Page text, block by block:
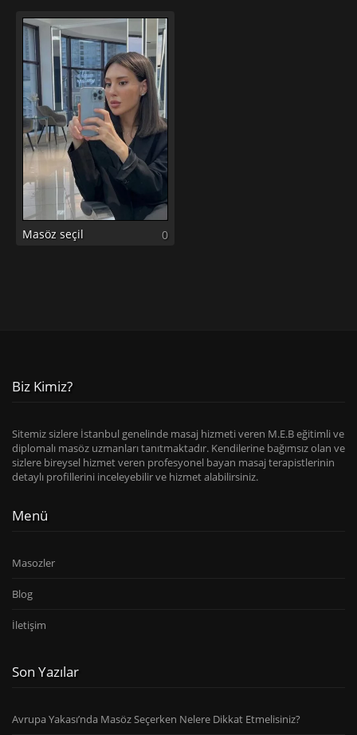
Masöz seçil 0
Biz Kimiz?
Sitemiz sizlere İstanbul genelinde masaj hizmeti veren M.E.B eğitimli ve
diplomalı masöz uzmanları tanıtmaktadır. Kendilerine bağımsız olan ve
sizlere bireysel hizmet veren profesyonel bayan masaj terapistlerinin
detaylı profillerini inceleyebilir ve hizmet alabilirsiniz.
Menü
Masozler
Blog
İletişim
Son Yazılar
Avrupa Yakası’nda Masöz Seçerken Nelere Dikkat Etmelisiniz?